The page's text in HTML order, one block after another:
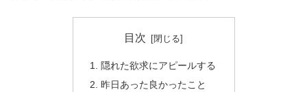
目次
隠れた欲求にアピールする
昨日あった良かったこと